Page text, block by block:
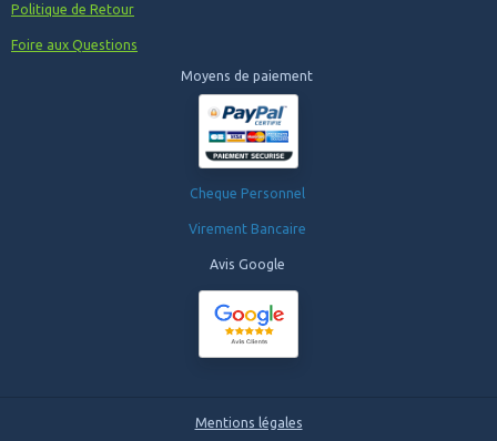
Politique de Retour
Foire aux Questions
Moyens de paiement
Cheque Personnel
Virement Bancaire
Avis Google
Mentions légales